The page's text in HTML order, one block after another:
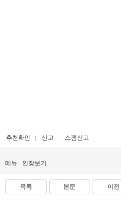
추천확인 신고 스팸신고
메뉴 인장보기
목록 본문 이전